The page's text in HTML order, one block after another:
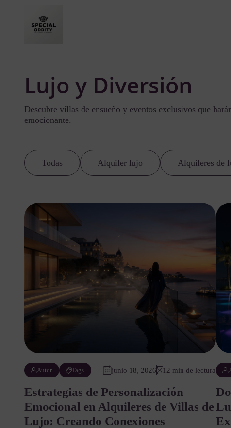
Lujo y Diversión
Descubre villas de ensueño y eventos exclusivos que
emocionante.
Todas Alquiler lujo Alquileres de
Autor Tags junio 18, 2026 12 min de lectura
Estrategias de Personalización
Emocional en Alquileres de Villas de
Lujo: Creando Conexiones